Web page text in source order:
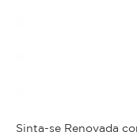
Sinta-se Renovada